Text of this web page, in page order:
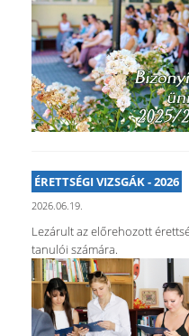
ÉRETTSÉGI VIZSGÁK - 2026
2026.06.19.
Lezárult az előrehozott
tanulói számára.